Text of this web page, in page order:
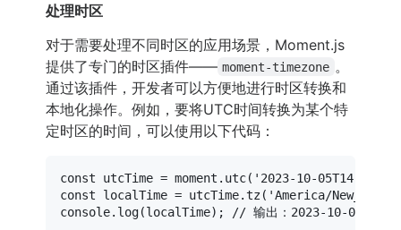
处理时区
对于需要处理不同时区的应用场景，Moment.js
提供了专门的时区插件—— moment-timezone 。
通过该插件，开发者可以方便地进行时区转换和
本地化操作。例如，要将UTC时间转换为某个特
定时区的时间，可以使用以下代码：
const utcTime = moment. utc( '2023-10-
const localTime = utcTime.tz( 'America/New_York'
console. log(localTime); // 输出：2023-10-